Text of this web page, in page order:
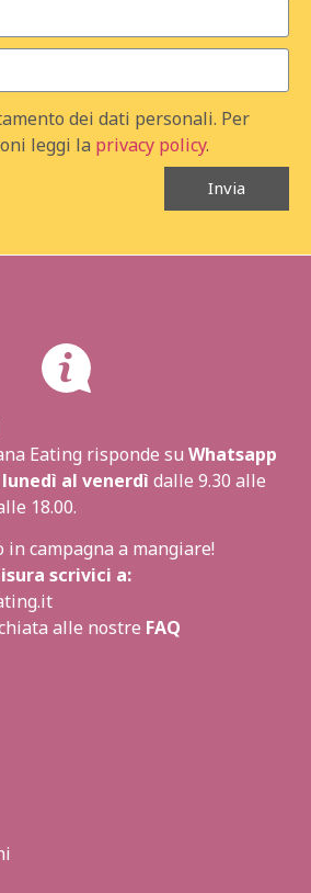
dei dati personali. Per
leggi la privacy policy.
Invia
Eating risponde su Whatsapp
al venerdì dalle 9.30 alle
18.00.
campagna a mangiare!
scrivici a:
alle nostre FAQ